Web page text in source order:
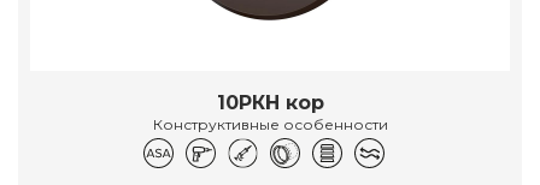
10РКН кор
Конструктивные особенности